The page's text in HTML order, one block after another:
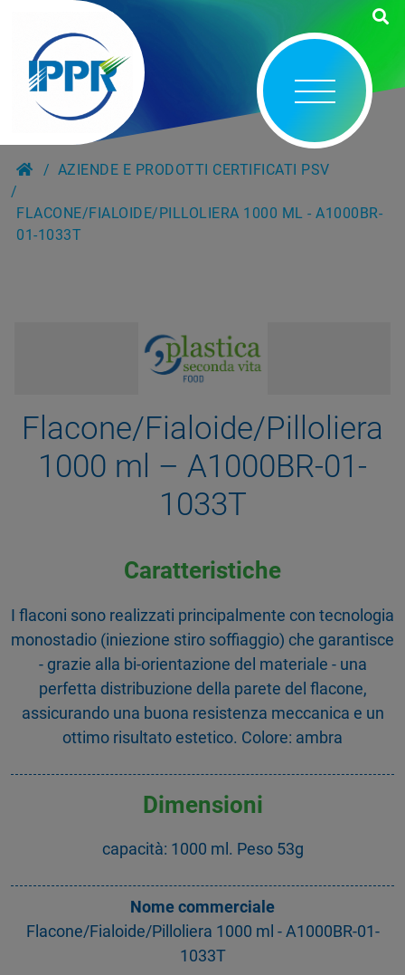
AZIENDE E PRODOTTI CERTIFICATI PSV
FLACONE/FIALOIDE/PILLOLIERA 1000 ML - A1000BR-
01-1033T
Flacone/Fialoide/Pilloliera
1000 ml – A1000BR-01-
1033T
Caratteristiche
I flaconi sono realizzati principalmente con tecnologia
monostadio (iniezione stiro soffiaggio) che garantisce
- grazie alla bi-orientazione del materiale - una
perfetta distribuzione della parete del flacone,
assicurando una buona resistenza meccanica e un
ottimo risultato estetico. Colore: ambra
Dimensioni
capacità: 1000 ml. Peso 53g
Nome commerciale
Flacone/Fialoide/Pilloliera 1000 ml - A1000BR-01-
1033T